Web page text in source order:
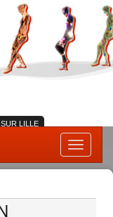
LILLE
Toggle